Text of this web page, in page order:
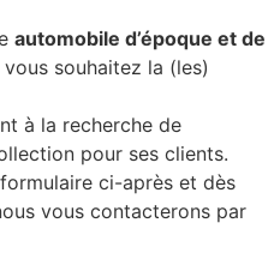
automobile d’époque et de
souhaitez la (les)
à la recherche de
pour ses clients.
ci-après et dès
vous contacterons par